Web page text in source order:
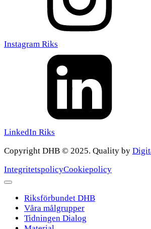
Instagram Riks
LinkedIn Riks
Copyright DHB © 2025. Quality by
IntegritetspolicyCookiepolicy
Riksförbundet DHB
Våra målgrupper
Tidningen Dialog